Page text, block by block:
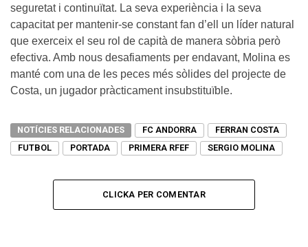
seguretat i continuïtat. La seva experiència i la seva
capacitat per mantenir-se constant fan d’ell un líder natural
que exerceix el seu rol de capità de manera sòbria però
efectiva. Amb nous desafiaments per endavant, Molina es
manté com una de les peces més sòlides del projecte de
Costa, un jugador pràcticament insubstituïble.
NOTÍCIES RELACIONADES FC ANDORRA
FERRAN COSTA
FUTBOL
PORTADA PRIMERA RFEF SERGIO MOLINA
CLICKA PER COMENTAR